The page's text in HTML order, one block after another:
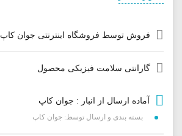
فروش توسط فروشگاه اینترنتی جوان کاپ
گارانتی سلامت فیزیکی محصول
آماده ارسال از انبار : جوان کاپ
بسته بندی و ارسال توسط: جوان کاپ